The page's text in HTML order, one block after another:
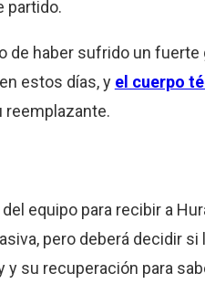
partido.
de haber sufrido un
estos días, y el cuerpo
reemplazante.
equipo para recibir a
pero deberá decidir
y su recuperación para